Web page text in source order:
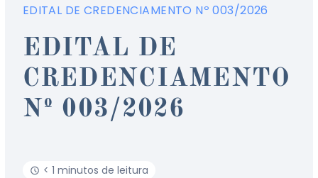
EDITAL DE CREDENCIAMENTO Nº 003/2026
EDITAL DE
CREDENCIAMENTO
Nº 003/2026
< 1 minutos de leitura